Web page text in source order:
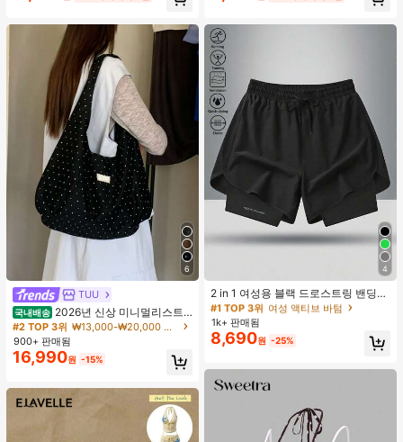
6
TUU
국내배송 2026년 신상 미니멀리스트
도트 캔버스 토트백, 대용량 캐주얼 다
용도 통근 숄더 핸드백
#2 TOP 3위
₩13,000-₩20,000 여성 숄더백
900+ 판매됨
16,990원 -15%
4
2 in 1 여성용 블랙 드로스트링 밴딩
허리 곡선 밑단 캐주얼 러닝 트레이닝
운동 반바지
높은 재방문 고객
#1 TOP 3위 여성 액티브 바텀
높은 재방문 고객
#1 TOP 3위 여성 액티브 바텀
높은 재방문 고객
#1 TOP 3위 여성 액티브 바텀
1k+ 판매됨
8,690원 -25%